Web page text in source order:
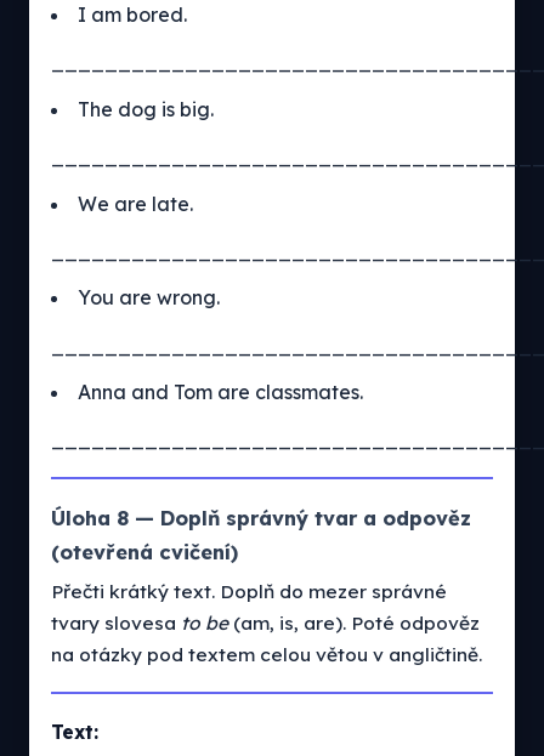
I am bored.
The dog is big.
We are late.
You are wrong.
Anna and Tom are classmates.
Úloha 8 — Doplň správný tvar a odpověz
(otevřená cvičení)
Přečti krátký text. Doplň do mezer správné
tvary slovesa to be(am, is, are). Poté odpověz
na otázky pod textem celou větou v angličtině.
Text: